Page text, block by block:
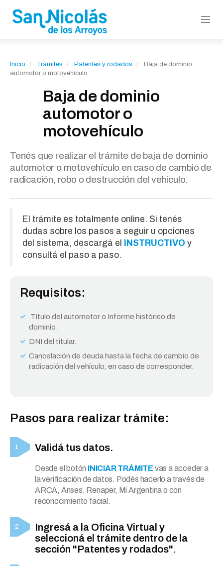
Inicio Trámites Patentes y rodados
Baja de dominio
automotor o motovehículo
Baja de dominio
automotor o
motovehículo
Tenés que realizar el trámite de baja de dominio
automotor o motovehículo en caso de cambio de
radicación, robo o destrucción del vehículo.
El trámite es totalmente online. Si tenés
dudas sobre los pasos a seguir u opciones
del sistema, descargá el
INSTRUCTIVO y
consultá el paso a paso.
Requisitos:
Título del automotor o Informe histórico de
dominio.
DNI del titular.
Cancelación de deuda hasta la fecha de cambio de
radicación del vehículo, en caso de corresponder.
Pasos para realizar trámite:
Validá tus datos.
Desde el botón INICIAR TRÁMITE vas a acceder a
la verificación de datos. Podés hacerlo a través de
ARCA, Anses, Renaper, Mi Argentina o con
reconocimiento facial.
Ingresá a la Oficina Virtual y
seleccioná el trámite dentro de la
sección "Patentes y rodados".